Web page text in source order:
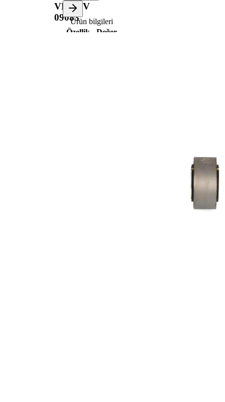
VKDCV
09083Ürün bilgileri
Özellik
Değer